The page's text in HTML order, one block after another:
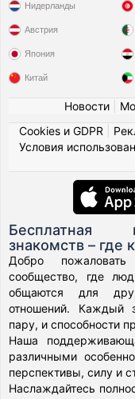
Нидерланды
Австрия
Япония
Китай
Новости|
Cookies и GDPR
Условия
Бесплатная
знакомств – где
Добро
сообщество, где
общаются для
отношений. Каждый
пару, и способности
Наша
различными
перспективы, силу и
Наслаждайтесь